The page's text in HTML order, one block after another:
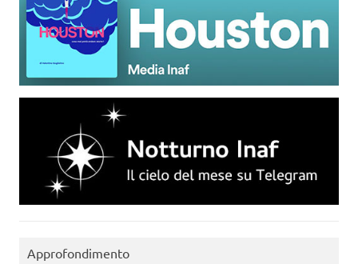
Approfondimento